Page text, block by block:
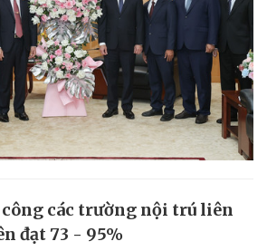
các trường nội trú liên
đạt 73 - 95%